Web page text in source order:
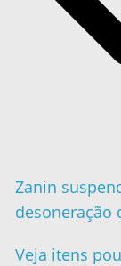
Zanin
desoneração
Veja itens